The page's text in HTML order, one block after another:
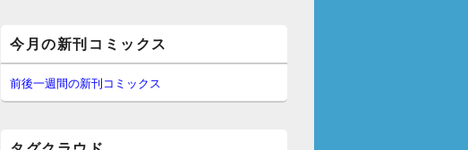
イ
ン
サ
イ
ー
今月の新刊コミックス
前後一週間の新刊コミックス